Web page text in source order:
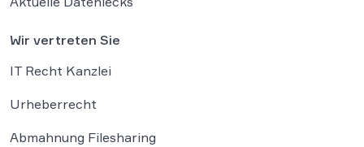
Wir vertreten Sie
IT Recht Kanzlei
Urheberrecht
Abmahnung Filesharing